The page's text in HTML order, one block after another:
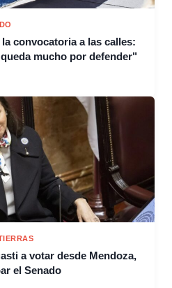
convocatoria a las calles:
mucho por defender"
a votar desde Mendoza,
el Senado